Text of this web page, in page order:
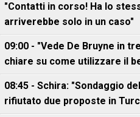
"Contatti in corso! Ha lo
arriverebbe solo in un caso"
09:00 - "Vede De Bruyne in
chiare su come utilizzare il
08:45 - Schira: "Sondaggio
rifiutato due proposte in